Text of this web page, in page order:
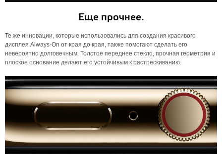
Еще прочнее.
Те же инновации, которые использовались для создания красивого
дисплея Always-On от края до края, также помогают сделать его
невероятно долговечным. Толстое переднее стекло, прочная геометрия и
плоское основание делают его устойчивым к растрескиванию.